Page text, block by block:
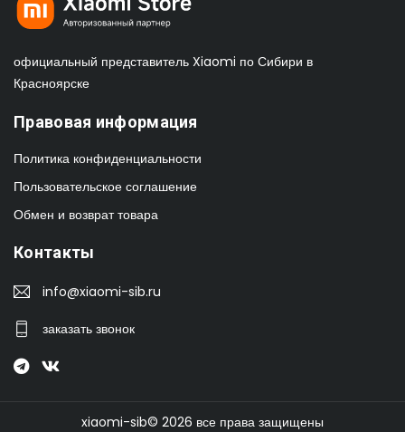
официальный представитель Xiaomi по Сибири в
Красноярске
Правовая информация
Политика конфиденциальности
Пользовательское соглашение
Обмен и возврат товара
Контакты
info@xiaomi-sib.ru
заказать звонок
xiaomi-sib© 2026 все права защищены